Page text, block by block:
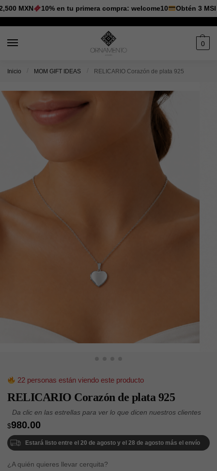
MXN 10% en tu primera compra: welcome10 Obtén 3 MSI
0
Inicio MOM GIFT IDEAS RELICARIO Corazón de plata 925
22 personas están viendo este producto
RELICARIO Corazón de plata 925
$980.00
Estará listo entre el 20 de agosto y el 28 de agosto más el envío
¿A quién quieres llevar cerquita?